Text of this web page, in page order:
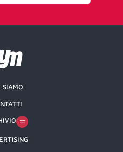
SIAMO